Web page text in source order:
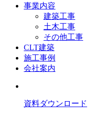
事業内容
建築工事
土木工事
その他工事
CLT建築
施工事例
会社案内
資料ダウンロード